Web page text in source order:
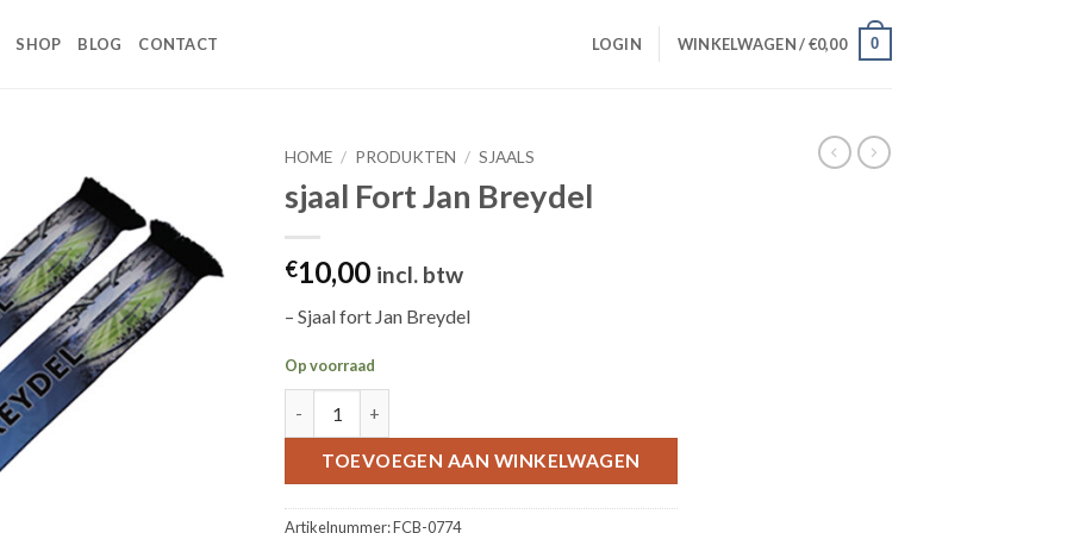
SHOP BLOG CONTACT LOGIN WINKELWAGEN /€0,00 0
Toevoegen
aan
wenslijst
HOME / PRODUKTEN / SJAALS
sjaal Fort Jan Breydel
€10,00 incl. btw
– Sjaal fort Jan Breydel
Op voorraad
TOEVOEGEN AAN WINKELWAGEN
Artikelnummer:FCB-0774